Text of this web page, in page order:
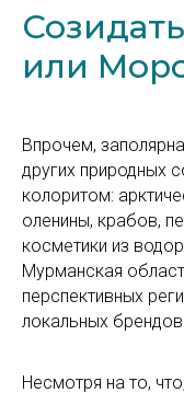
или
Впрочем,
других природных
колоритом:
оленины, крабов,
косметики из
Мурманская
перспективных
локальных
Несмотря на то,